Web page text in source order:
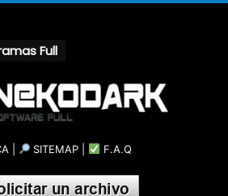
Full
SITEMAP F.A.Q